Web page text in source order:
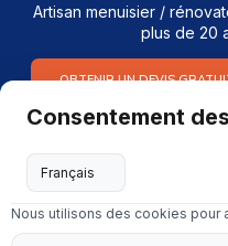
Artisan menuisier /
plus de 20
OBTENIR UN DEVIS
Services
Menuiserie intérieure & extérieure
Dépannage en serrurerie et
Consentement
Nous utilisons des cookies pour